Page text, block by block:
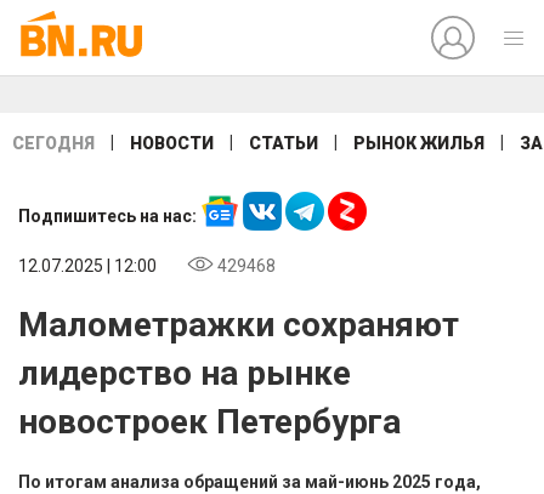
СЕГОДНЯ НОВОСТИ СТАТЬИ РЫНОК ЖИЛЬЯ
Подпишитесь на нас:
12.07.2025 | 12:00 429468
Малометражки сохраняют
лидерство на рынке
новостроек Петербурга
По итогам анализа обращений за май-июнь 2025 года,